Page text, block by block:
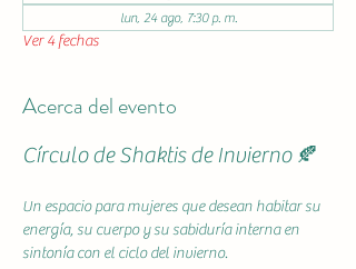
lun, 24 ago, 7:30 p. m.
Ver 4 fechas
Acerca del evento
Círculo de Shaktis de Invierno 🍂
Un espacio para mujeres que desean habitar su
energía, su cuerpo y su sabiduría interna en
sintonía con el ciclo del invierno.